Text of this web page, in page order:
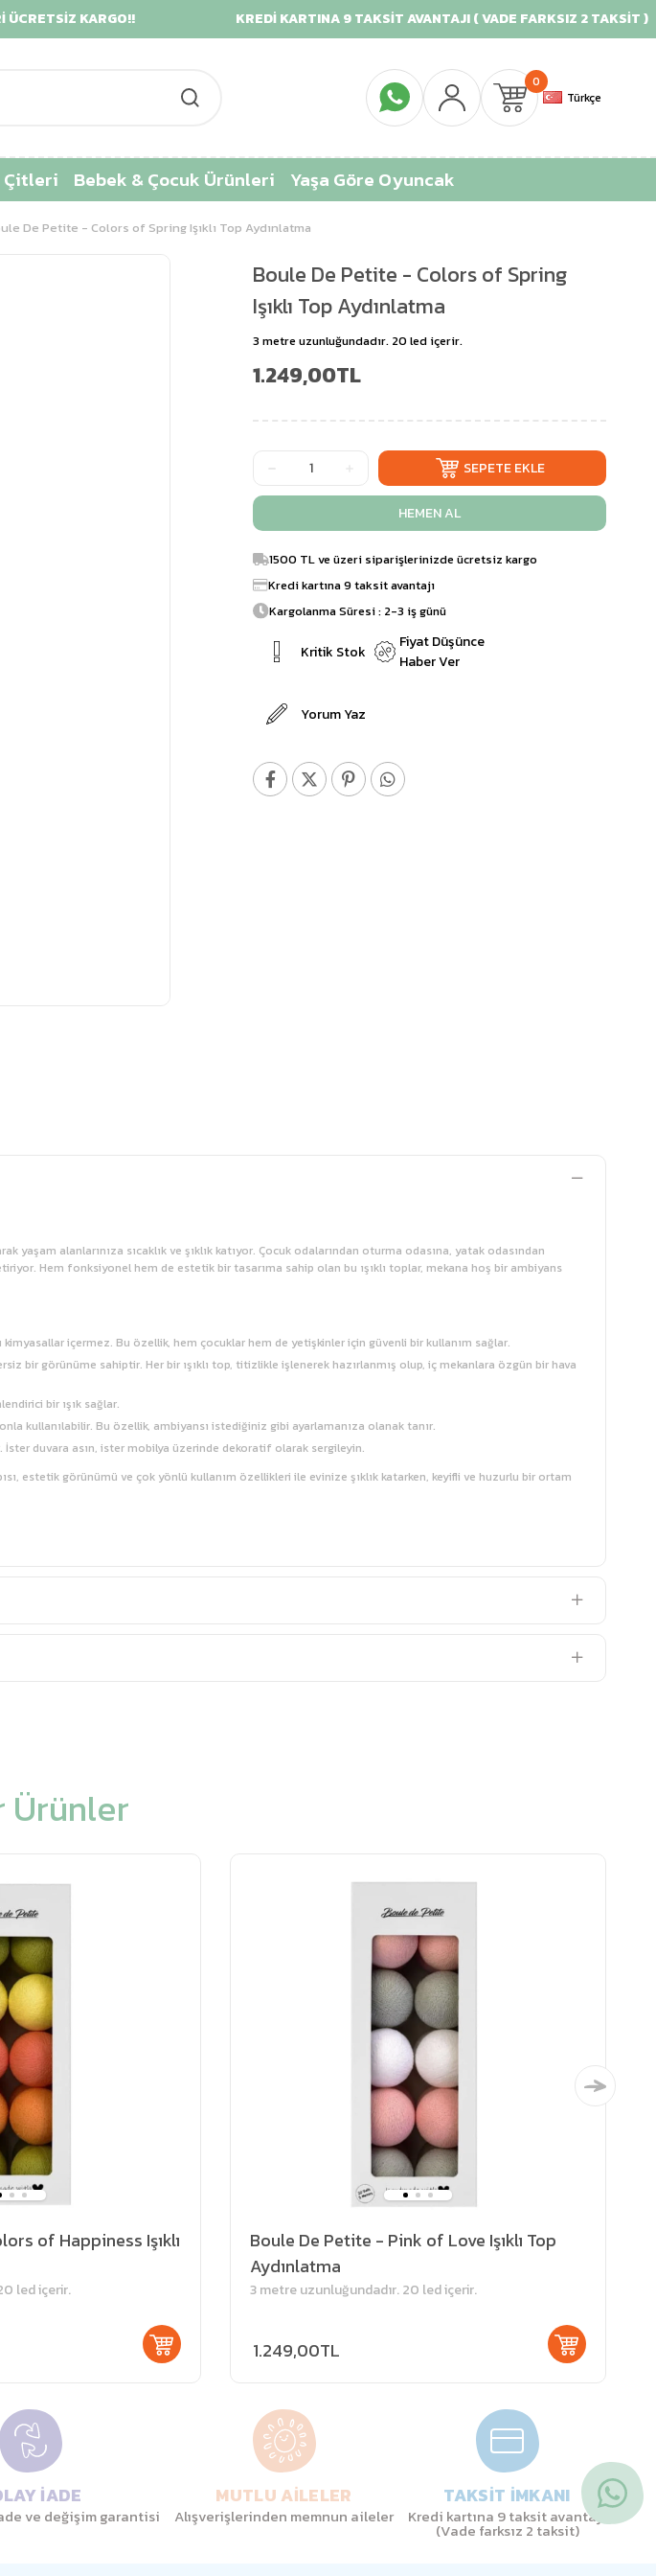
KARGO!! KREDİ KARTINA 9 TAKSİT AVANTAJI ( VADE FARKSIZ 2 TAKSİT )
0
Türkçe
Çitleri Bebek & Çocuk Ürünleri Yaşa Göre Oyuncak
De Petite - Colors of Spring Işıklı Top Aydınlatma
Boule De Petite - Colors of Spring
Işıklı Top Aydınlatma
3 metre uzunluğundadır. 20 led içerir.
1.249,00TL
1500 TL ve üzeri siparişlerinizde ücretsiz kargo
Kredi kartına 9 taksit avantajı
Kargolanma Süresi : 2-3 iş günü
Kritik Stok
Fiyat Düşünce
Haber Ver
Yorum Yaz
alanlarınıza sıcaklık ve şıklık katıyor. Çocuk odalarından oturma odasına, yatak odasından
Hem fonksiyonel hem de estetik bir tasarıma sahip olan bu ışıklı toplar, mekana hoş bir ambiyans
kimyasallar içermez. Bu özellik, hem çocuklar hem de yetişkinler için güvenli bir kullanım sağlar.
bir görünüme sahiptir. Her bir ışıklı top, titizlikle işlenerek hazırlanmış olup, iç mekanlara özgün bir hava
bir ışık sağlar.
kullanılabilir. Bu özellik, ambiyansı istediğiniz gibi ayarlamanıza olanak tanır.
duvara asın, ister mobilya üzerinde dekoratif olarak sergileyin.
estetik görünümü ve çok yönlü kullanım özellikleri ile evinize şıklık katarken, keyifli ve huzurlu bir ortam
Ürünler
of Happiness Işıklı
led içerir.
Boule De Petite - Pink of Love Işıklı Top
Aydınlatma
3 metre uzunluğundadır. 20 led içerir.
1.249,00TL
İADE
ve değişim garantisi
MUTLU AİLELER
Alışverişlerinden memnun aileler
TAKSİT İMKANI
Kredi kartına 9 taksit avantajı
(Vade farksız 2 taksit)